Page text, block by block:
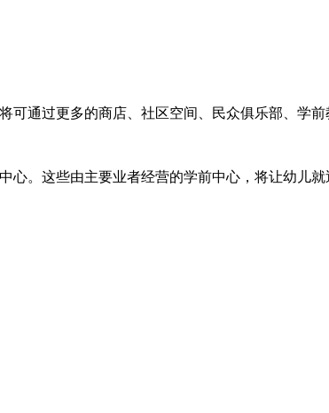
通过更多的商店、社区空间、民众俱乐部、学
。这些由主要业者经营的学前中心，将让幼儿就